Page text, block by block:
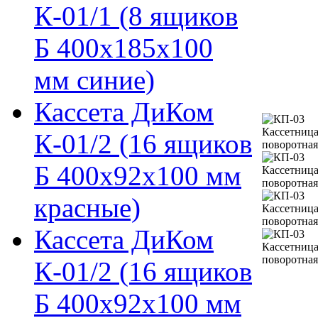
К-01/1 (8 ящиков
Б 400х185х100
мм синие)
Кассета ДиКом
К-01/2 (16 ящиков
Б 400х92х100 мм
красные)
Кассета ДиКом
К-01/2 (16 ящиков
Б 400х92х100 мм